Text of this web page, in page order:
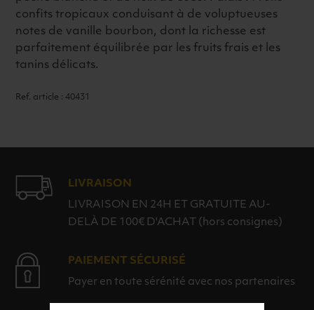
confits tropicaux conduisant à de voluptueuses
notes de vanille bourbon, dont la richesse est
parfaitement équilibrée par les fruits frais et les
tanins délicats.
Ref. article : 40431
LIVRAISON
LIVRAISON EN 24H ET GRATUITE AU-
DELÀ DE 100€ D'ACHAT (hors consignes)
PAIEMENT SÉCURISÉ
Payer en toute sérénité avec nos partenaires